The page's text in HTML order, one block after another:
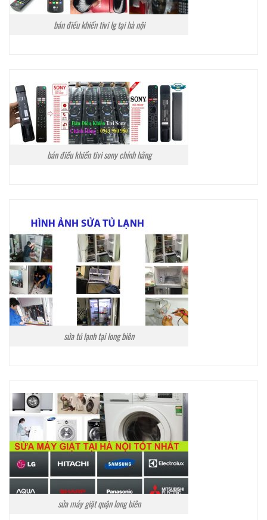
bán điều khiển tivi lg tại hà nội
bán điều khiển tivi sony chính hãng
sửa tủ lạnh tại long biên
sửa máy giặt quận long biên